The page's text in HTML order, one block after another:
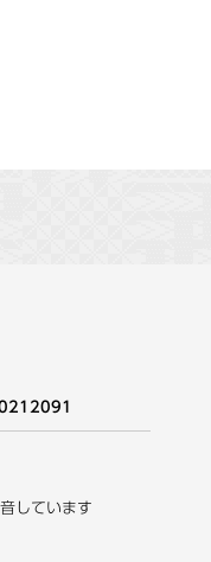
しています